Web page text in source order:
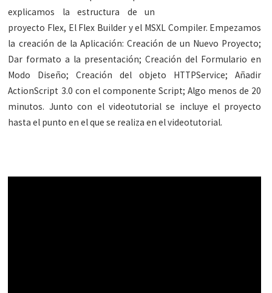
explicamos la estructura de un
proyecto Flex, El Flex Builder y el MSXL Compiler. Empezamos
la creación de la Aplicación: Creación de un Nuevo Proyecto;
Dar formato a la presentación; Creación del Formulario en
Modo Diseño; Creación del objeto HTTPService; Añadir
ActionScript 3.0 con el componente Script; Algo menos de 20
minutos. Junto con el videotutorial se incluye el proyecto
hasta el punto en el que se realiza en el videotutorial.